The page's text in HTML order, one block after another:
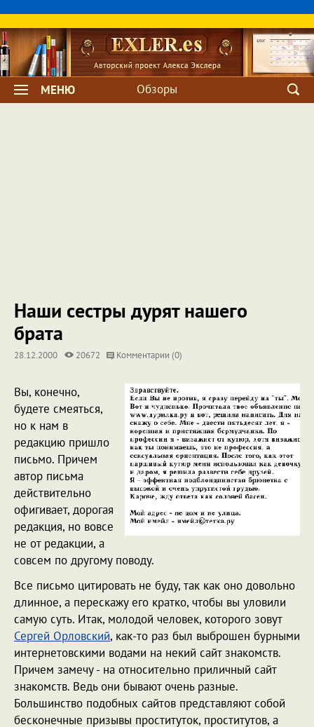
МЕНЮ Обзоры
Наши сестры дурят нашего
брата
28.12.2000 20672 Комментарии (0)
Вы, конечно,
будете смеяться,
но к нам в
редакцию пришло
письмо. Причем
автор письма
действительно
офигивает, дорогая
редакция, но вовсе
не от редакции, а
совсем по другому поводу.
Все письмо цитировать не буду, так как оно довольно
длинное, а перескажу его кратко, чтобы вы уловили
самую суть. Итак, молодой человек, которого зовут
Сергей Орловский, как-то раз был выброшен бурными
интернетовскими водами на некий сайт знакомств.
Причем замечу - на относительно приличный сайт
знакомств. Ведь они бывают очень разные.
Большинство подобных сайтов представляют собой
бесконечные призывы проституток, проститутов, а